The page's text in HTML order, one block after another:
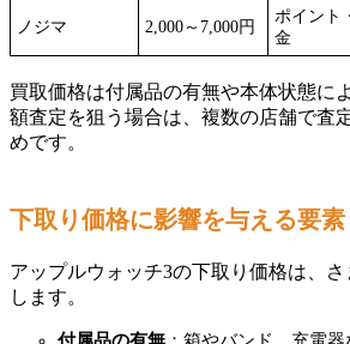
ノジマ 2,000～7,000円
ポイント
金
買取価格は付属品の有無や本体状態に
額査定を狙う場合は、複数の店舗で査
めです。
下取り価格に影響を与える要素
アップルウォッチ3の下取り価格は、
します。